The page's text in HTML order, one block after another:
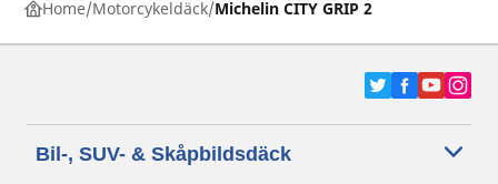
Home Motorcykeldäck Michelin CITY GRIP 2
Bil-, SUV- & Skåpbildsdäck